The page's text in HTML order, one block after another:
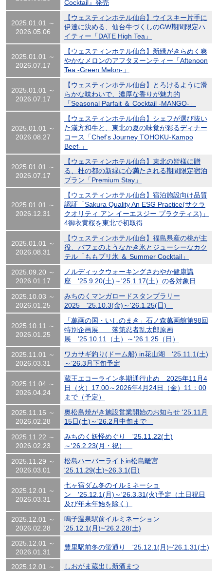
Cocktail』発売
2025.01.01 ～
2026.05.06
【ウェスティンホテル仙台】ウイスキー片手に
伊達に決める、仙台牛づくしのGW期間限定ハ
イティー「DATE High Tea」
2025.01.01 ～
2026.07.17
【ウェスティンホテル仙台】新緑がきらめく爽
やかなメロンのアフタヌーンティー「Aftenoon
Tea -Green Melon-」
2025.01.01 ～
2026.07.17
【ウェスティンホテル仙台】とろけるように滑
らかな味わいで、濃厚な香りが魅力的
「Seasonal Parfait ＆ Cocktail -MANGO-」
2025.01.01 ～
2026.08.27
【ウェスティンホテル仙台】シェフが選び抜い
た漢方和牛と、東北の夏の味覚が彩るディナー
コース「Chef's Journey TOHOKU-Kampo
Beef-」
2025.01.01 ～
2026.07.17
【ウェスティンホテル仙台】東北の皆様に贈
る、杜の都の新緑に心満たされる期間限定宿泊
プラン「Premium Stay」
2025.01.01 ～
2026.12.31
【ウェスティンホテル仙台】宿泊施設向け品質
認証「Sakura Quality An ESG Practice(サクラ
クオリティ アン イーエスジー プラクティス)」
4御衣黄桜を東北で初取得
2025.01.01 ～
2026.08.31
【ウェスティンホテル仙台】福島県産の桃が主
役、パフェのようなかき氷とジューシーなカク
テル「ももプリ氷 ＆ Summer Cocktail」
2025.09.20 ～
2026.01.17
ノルディックウォーキングさわやか健康講
座 '25.9.20(土)～'25.1.17(土）の各対象日
2025.10.03 ～
2026.01.25
みちのくマンガロードスタンプラリー
2025 '25.10.3(金)～'26.1.25(日)
2025.10.11 ～
2026.01.25
「萬画の国・いしのまき」石ノ森萬画館第98回
特別企画展 落第忍者乱太郎原画
展 ’25.10.11（土）～’26.1.25（日）
2025.11.01 ～
2026.03.31
ワカサギ釣り(ドーム船) in花山湖 '25.11.1(土)
～’26.3月下旬予定
2025.11.04 ～
2026.04.24
蔵王エコーライン冬期通行止め 2025年11月4
日（火）17:00～2026年4月24日（金）11：00
まで（予定）
2025.11.15 ～
2026.02.28
奥松島焼がき施設営業開始のお知らせ '25.11月
15日(土)～'26.2月中旬まで
2025.11.22 ～
2026.02.23
みちのく妖怪めぐり '25.11.22(土)
～'26.2.23(月・祝）
2025.11.29 ～
2026.03.01
松島ハーバーライトin松島離宮
'25.11.29(土)~26.3.1(日)
2025.12.01 ～
2026.03.31
七ヶ宿ダム冬のイルミネーショ
ン '25.12.1(月)～'26.3.31(火)予定（土日祝日
及び年末年始を除く）
2025.12.01 ～
2026.02.28
鳴子温泉駅前イルミネーション
'25.12.1(月)~'26.2.28(土)
2025.12.01 ～
2026.01.31
豊里駅前冬の蛍通り '25.12.1(月)~'26.1.31(土)
2025.12.01 ～
しおがま蔵出し新酒まつ